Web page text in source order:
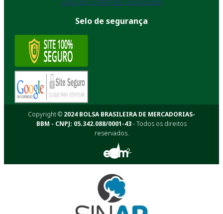
Selo de segurança
Copyright © 2024 BOLSA BRASILEIRA DE MERCADORIAS-
BBM - CNPJ: 05.342.088/0001-43- Todos os direitos
reservados.